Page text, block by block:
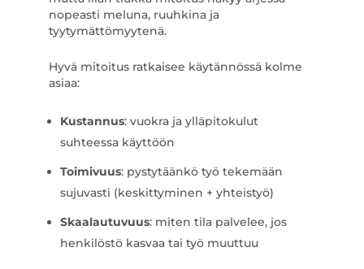
nopeasti meluna, ruuhkina ja
tyytymättömyytenä.
Hyvä mitoitus ratkaisee käytännössä kolme
asiaa:
Kustannus: vuokra ja ylläpitokulut
suhteessa käyttöön
Toimivuus: pystytäänkö työ tekemään
sujuvasti (keskittyminen + yhteistyö)
Skaalautuvuus: miten tila palvelee, jos
henkilöstö kasvaa tai työ muuttuu